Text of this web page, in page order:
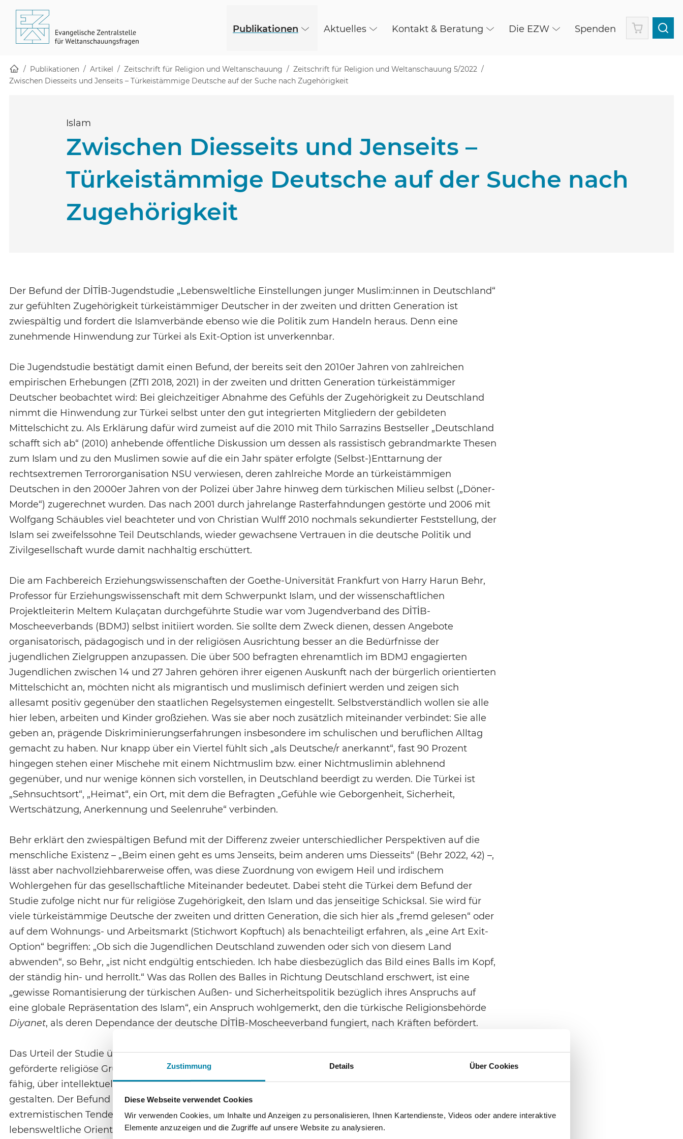
Zustimmung Details Über Cookies
Diese Webseite verwendet Cookies
Wir verwenden Cookies, um Inhalte und Anzeigen zu personalisieren, Ihnen Kartendienste, Videos oder andere interaktive
Elemente anzuzeigen und die Zugriffe auf unsere Website zu analysieren.
Skip to main content
Publikationen
Aktuelles Kontakt & Beratung Die EZW Spenden Warenkorb
Publikationen Artikel Zeitschrift für Religion und Weltanschauung
Zeitschrift für Religion und Weltanschauung 5/2022
Zwischen Diesseits und Jenseits – Türkeistämmige Deutsche auf der Suche nach Zugehörigkeit
Islam
Zwischen Diesseits und Jenseits –
Türkeistämmige Deutsche auf der Suche nach
Zugehörigkeit
Der Befund der DİTİB-Jugendstudie „Lebensweltliche Einstellungen junger Muslim:innen in Deutschland“
zur gefühlten Zugehörigkeit türkeistämmiger Deutscher in der zweiten und dritten Generation ist
zwiespältig und fordert die Islamverbände ebenso wie die Politik zum Handeln heraus. Denn eine
zunehmende Hinwendung zur Türkei als Exit-Option ist unverkennbar.
Die Jugendstudie bestätigt damit einen Befund, der bereits seit den 2010er Jahren von zahlreichen
empirischen Erhebungen (ZfTI 2018, 2021) in der zweiten und dritten Generation türkeistämmiger
Deutscher beobachtet wird: Bei gleichzeitiger Abnahme des Gefühls der Zugehörigkeit zu Deutschland
nimmt die Hinwendung zur Türkei selbst unter den gut integrierten Mitgliedern der gebildeten
Mittelschicht zu. Als Erklärung dafür wird zumeist auf die 2010 mit Thilo Sarrazins Bestseller „Deutschland
schafft sich ab“ (2010) anhebende öffentliche Diskussion um dessen als rassistisch gebrandmarkte Thesen
zum Islam und zu den Muslimen sowie auf die ein Jahr später erfolgte (Selbst-)Enttarnung der
rechtsextremen Terrororganisation NSU verwiesen, deren zahlreiche Morde an türkeistämmigen
Deutschen in den 2000er Jahren von der Polizei über Jahre hinweg dem türkischen Milieu selbst („Döner-
Morde“) zugerechnet wurden. Das nach 2001 durch jahrelange Rasterfahndungen gestörte und 2006 mit
Wolfgang Schäubles viel beachteter und von Christian Wulff 2010 nochmals sekundierter Feststellung, der
Islam sei zweifelssohne Teil Deutschlands, wieder gewachsene Vertrauen in die deutsche Politik und
Zivilgesellschaft wurde damit nachhaltig erschüttert.
Die am Fachbereich Erziehungswissenschaften der Goethe-Universität Frankfurt von Harry Harun Behr,
Professor für Erziehungswissenschaft mit dem Schwerpunkt Islam, und der wissenschaftlichen
Projektleiterin Meltem Kulaçatan durchgeführte Studie war vom Jugendverband des DİTİB-
Moscheeverbands (BDMJ) selbst initiiert worden. Sie sollte dem Zweck dienen, dessen Angebote
organisatorisch, pädagogisch und in der religiösen Ausrichtung besser an die Bedürfnisse der
jugendlichen Zielgruppen anzupassen. Die über 500 befragten ehrenamtlich im BDMJ engagierten
Jugendlichen zwischen 14 und 27 Jahren gehören ihrer eigenen Auskunft nach der bürgerlich orientierten
Mittelschicht an, möchten nicht als migrantisch und muslimisch definiert werden und zeigen sich
allesamt positiv gegenüber den staatlichen Regelsystemen eingestellt. Selbstverständlich wollen sie alle
hier leben, arbeiten und Kinder großziehen. Was sie aber noch zusätzlich miteinander verbindet: Sie alle
geben an, prägende Diskriminierungserfahrungen insbesondere im schulischen und beruflichen Alltag
gemacht zu haben. Nur knapp über ein Viertel fühlt sich „als Deutsche/r anerkannt“, fast 90 Prozent
hingegen stehen einer Mischehe mit einem Nichtmuslim bzw. einer Nichtmuslimin ablehnend
gegenüber, und nur wenige können sich vorstellen, in Deutschland beerdigt zu werden. Die Türkei ist
„Sehnsuchtsort“, „Heimat“, ein Ort, mit dem die Befragten „Gefühle wie Geborgenheit, Sicherheit,
Wertschätzung, Anerkennung und Seelenruhe“ verbinden.
Behr erklärt den zwiespältigen Befund mit der Differenz zweier unterschiedlicher Perspektiven auf die
menschliche Existenz – „Beim einen geht es ums Jenseits, beim anderen ums Diesseits“ (Behr 2022, 42) –,
lässt aber nachvollziehbarerweise offen, was diese Zuordnung von ewigem Heil und irdischem
Wohlergehen für das gesellschaftliche Miteinander bedeutet. Dabei steht die Türkei dem Befund der
Studie zufolge nicht nur für religiöse Zugehörigkeit, den Islam und das jenseitige Schicksal. Sie wird für
viele türkeistämmige Deutsche der zweiten und dritten Generation, die sich hier als „fremd gelesen“ oder
auf dem Wohnungs- und Arbeitsmarkt (Stichwort Kopftuch) als benachteiligt erfahren, als „eine Art Exit-
Option“ begriffen: „Ob sich die Jugendlichen Deutschland zuwenden oder sich von diesem Land
abwenden“, so Behr, „ist nicht endgültig entschieden. Ich habe diesbezüglich das Bild eines Balls im Kopf,
der ständig hin- und herrollt.“ Was das Rollen des Balles in Richtung Deutschland erschwert, ist eine
„gewisse Romantisierung der türkischen Außen- und Sicherheitspolitik bezüglich ihres Anspruchs auf
eine globale Repräsentation des Islam“, ein Anspruch wohlgemerkt, den die türkische Religionsbehörde
Diyanet, als deren Dependance der deutsche DİTİB-Moscheeverband fungiert, nach Kräften befördert.
Das Urteil der Studie über den DİTİB-Verband fällt gleichwohl wohlwollend aus. Durch die von ihm
geförderte religiöse Grundbildung trage er zur Stabilisierung der Persönlichkeit bei und zeige sich somit
fähig, über intellektuell und spirituell gebildete und interessierte junge Menschen Integration zu
gestalten. Der Befund der Studie, dass die Jugendlichen des DİTİB-Moscheeverbandes keine
extremistischen Tendenzen zeigen, lässt Behr anerkennend von einer „religiösen Matrix für
lebensweltliche Orientierung“ sprechen, „die radikalen Muslimen oft fehlt“. Die befragten
(öffnet in einem neuen Fenster)
(öffnet in einem neuen Fenster)